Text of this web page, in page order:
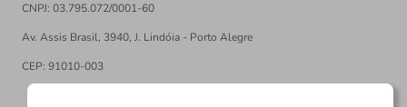
CNPJ: 03.795.072/0001-60
Av. Assis Brasil, 3940, J. Lindóia - Porto Alegre
CEP: 91010-003